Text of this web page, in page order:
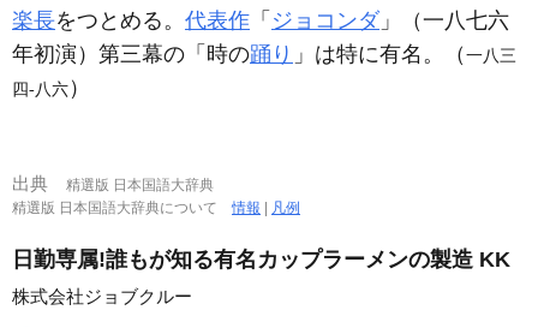
楽長をつとめる。 代表作 「 ジョコンダ 」（一八七六
年初演）第三幕の「時の踊り 」は特に有名。（一八三
四‐八六）
出典
精選版 日本国語大辞典
精選版 日本国語大辞典について情報 凡例
日勤専属!誰もが知る有名カップラーメンの製造 KK
株式会社ジョブクルー